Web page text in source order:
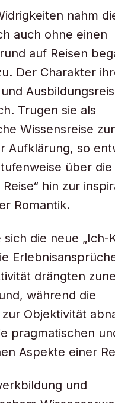
nahm
auch ohne einen
auf Reisen
Der Charakter
Trugen sie als
Wissensreise
Aufklärung, so
über die
hin zur
Romantik.
die neue „Ich-
drängten
während die
Objektivität
pragmatischen
Aspekte einer
und